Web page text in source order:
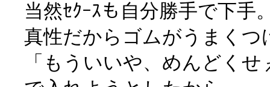
当然ｾｸｰｽも自分勝手で下手
真性だからゴムがうまくつ
「もういいや、めんどく